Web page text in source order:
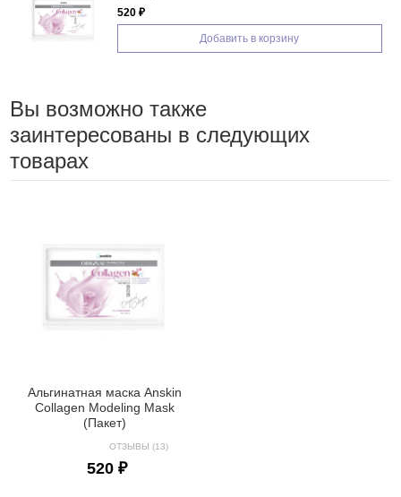
520 ₽
Добавить в корзину
Вы возможно также
заинтересованы в следующих
товарах
Альгинатная маска Anskin
Collagen Modeling Mask
(Пакет)
ОТЗЫВЫ (13)
520 ₽